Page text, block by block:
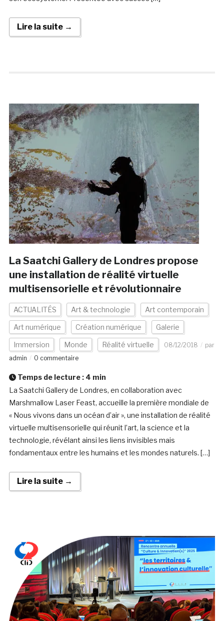
Lire la suite →
La Saatchi Gallery de Londres propose
une installation de réalité virtuelle
multisensorielle et révolutionnaire
ACTUALITÉS Art & technologie Art contemporain
Art numérique Création numérique Galerie
Immersion Monde Réalité virtuelle 08/12/2018
par
admin
0 commentaire
Temps de lecture : 4 min
La Saatchi Gallery de Londres, en collaboration avec
Marshmallow Laser Feast, accueille la première mondiale de
« Nous vivons dans un océan d’air », une installation de réalité
virtuelle multisensorielle qui réunit l’art, la science et la
technologie, révélant ainsi les liens invisibles mais
fondamentaux entre les humains et les mondes naturels. […]
Lire la suite →